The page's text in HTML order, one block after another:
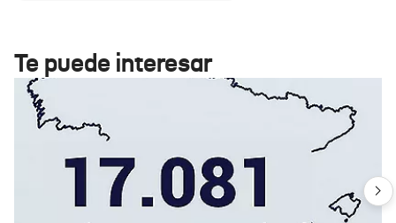
Te puede interesar